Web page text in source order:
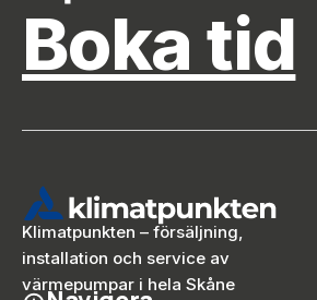
Boka tid
Klimatpunkten – försäljning,
installation och service av
värmepumpar i hela Skåne